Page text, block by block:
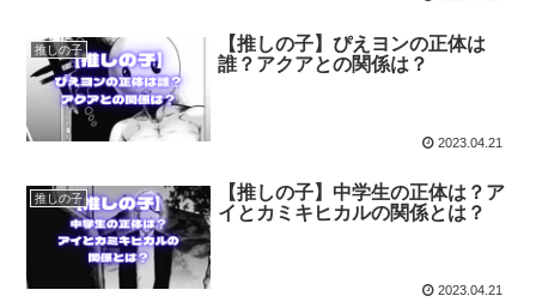
推しの子
【推しの子】ぴえヨンの正体は
誰？アクアとの関係は？
2023.04.21
推しの子
【推しの子】中学生の正体は？ア
イとカミキヒカルの関係とは？
2023.04.21